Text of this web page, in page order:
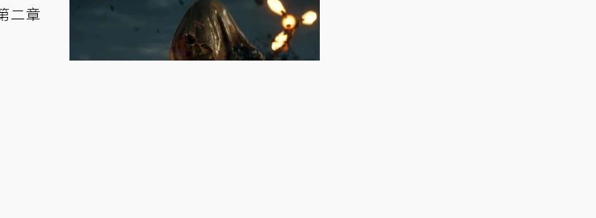
擱
傑出的置入？《死亡擱淺》上市
後，能量飲料Monster Energy股